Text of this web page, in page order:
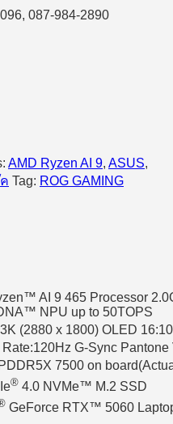
087-984-2890
AMD Ryzen AI 9, ASUS,
Tag: ROG GAMING
AI 9 465 Processor
NPU up to 50TOPS
(2880 x 1800) OLED
Rate:120Hz G-Sync
7500 on
® 4.0 NVMe™ M.2 SSD
GeForce RTX™ 5060